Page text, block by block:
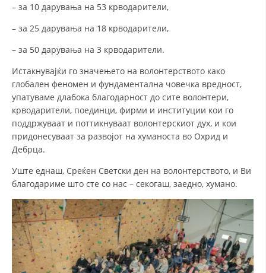
ПРИРАЧНИЦИ
СТРАТЕГИИ
ЕДУКАТИВНО ИНФОРМАТИВНИ МАТЕРИЈАЛИ
БРОШУРИ
ПОСТЕРИ
– за 10 дарувања на 53 крводарители,
– за 25 дарувања на 18 крводарители,
– за 50 дарувања на 3 крводарители.
Истакнувајќи го значењето на волонтерството како
глобален феномен и фундаментална човечка вредност,
упатуваме длабока благодарност до сите волонтери,
крводарители, поединци, фирми и институции кои го
поддржуваат и поттикнуваат волонтерскиот дух, и кои
придонесуваат за развојот на хуманоста во Охрид и
Дебрца.
Уште еднаш, Среќен Светски ден на волонтерството, и Ви
благодариме што сте со нас – секогаш, заедно, хумано.